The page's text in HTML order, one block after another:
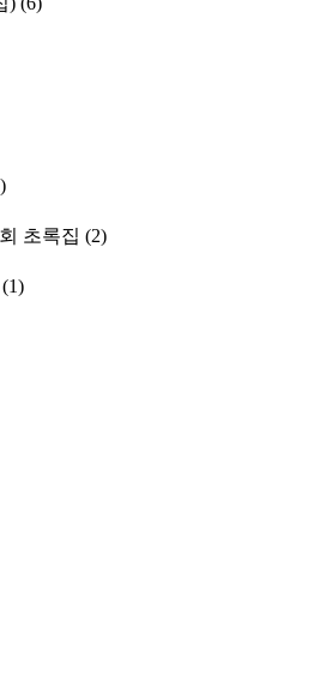
초록집 (2)
(1)